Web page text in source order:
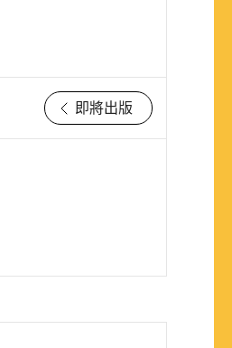
即將出版